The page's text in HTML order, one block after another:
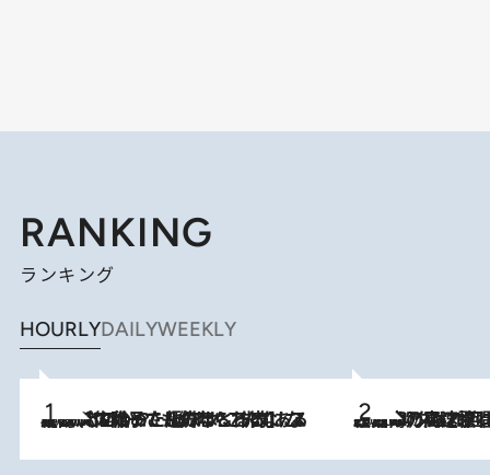
RANKING
ランキング
HOURLYDAILYWEEKLY
2026.8.5
【阿川佐和子さんの年とる力】なぜ70代で始めた趣味は“こんなに楽しい”のか？ ピアノ、俳句…スランプに陥っても続けられる“ある秘訣”とは 2026.8.7
「湘南乃風に憧れて」観客大盛上がりの“タオル回し”に、ラッパー顔負けの高速歌唱まで…さだまさし（74）のアグレッシブすぎる現在地